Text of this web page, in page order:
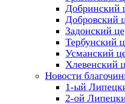
Добринский
Добровский
Задонский
Тербунский
Усманский
Хлевенский
Новости
1-ый
2-ой